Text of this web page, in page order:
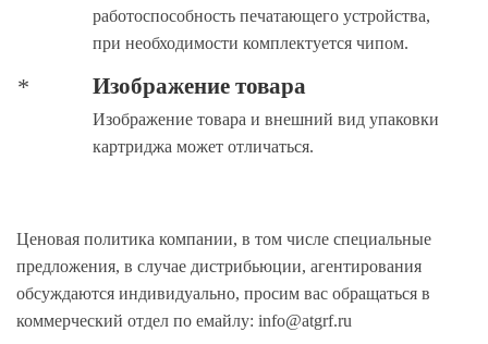
работоспособность печатающего устройства,
при необходимости комплектуется чипом.
Изображение товара
Изображение товара и внешний вид упаковки
картриджа может отличаться.
Ценовая политика компании, в том числе специальные
предложения, в случае дистрибьюции, агентирования
обсуждаются индивидуально, просим вас обращаться в
коммерческий отдел по емайлу: info@atgrf.ru